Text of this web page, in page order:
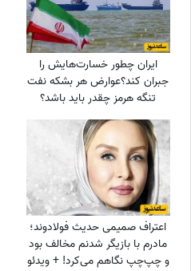
ایران چطور خسارت‌هایش را
جبران کند؟عوارض هر بشکه نفت
تنگه هرمز چقدر باید باشد؟
اعتراف صمیمی حدیث فولادوند؛
مادرم با بازیگر شدنم مخالف بود
و چپ‌چپ نگاهم می‌کرد! + ویدئو